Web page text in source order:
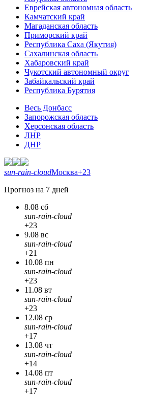
Еврейская автономная область
Камчатский край
Магаданская область
Приморский край
Республика Саха (Якутия)
Сахалинская область
Хабаровский край
Чукотский автономный округ
Забайкальский край
Республика Бурятия
Весь Донбасс
Запорожская область
Херсонская область
ЛНР
ДНР
sun-rain-cloudМосква+23
Прогноз на 7 дней
8.08 сб
sun-rain-cloud
+23
9.08 вс
sun-rain-cloud
+21
10.08 пн
sun-rain-cloud
+23
11.08 вт
sun-rain-cloud
+23
12.08 ср
sun-rain-cloud
+17
13.08 чт
sun-rain-cloud
+14
14.08 пт
sun-rain-cloud
+17